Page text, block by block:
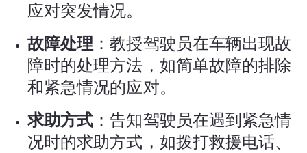
应对突发情况。
故障处理 ：教授驾驶员在车辆出现故
障时的处理方法，如简单故障的排除
和紧急情况的应对。
求助方式 ：告知驾驶员在遇到紧急情
况时的求助方式，如拨打救援电话、